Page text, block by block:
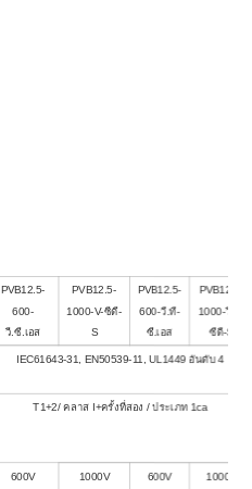
PVB12.5-
600-
วี.ซี.เอส
PVB12.5-
1000-V-ซีดี-
S
PVB12.5-
600-วี.ที-
ซี.เอส
PVB12.5-
1000-วี.ที-
ซีดี-S
IEC61643-31, EN50539-11, UL1449 อันดับ 4
T1+2/ คลาส I+ครั้งที่สอง / ประเภท 1ca
600V 1000V 600V 1000V